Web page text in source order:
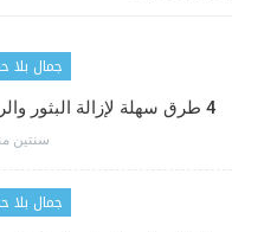
جمال بلا
4 طرق سهلة لإزالة البثور والرؤوس السوداء عن الظهر
سنتين
جمال بلا